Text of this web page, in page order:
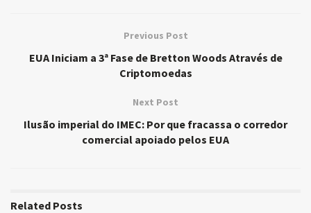
Previous Post
EUA Iniciam a 3ª Fase de Bretton Woods Através de
Criptomoedas
Next Post
Ilusão imperial do IMEC: Por que fracassa o corredor
comercial apoiado pelos EUA
Related Posts